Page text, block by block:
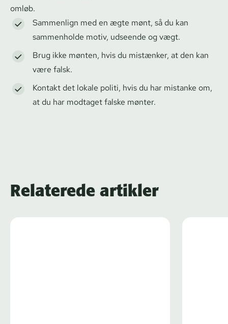
omløb.
Sammenlign med en ægte mønt, så du kan
sammenholde motiv, udseende og vægt.
Brug ikke mønten, hvis du mistænker, at den kan
være falsk.
Kontakt det lokale politi, hvis du har mistanke om,
at du har modtaget falske mønter.
Relaterede artikler